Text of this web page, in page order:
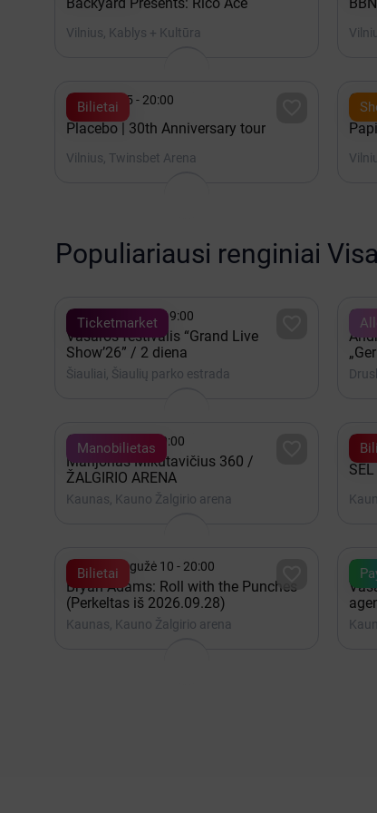
Vilnius, Kablys + Kultūra
Bilietai
Spalis 15 - 20:00
Placebo | 30th Anniversary tour
Vilnius, Twinsbet Arena

Populiariausi renginiai
Ticketmarket
Rugpjūtis 08 - 19:00
Vasaros festivalis “Grand Live
Show’26” / 2 diena
Šiauliai, Šiaulių parko estrada

Manobilietas
 Gruodis 19 - 20:00
Marijonas Mikutavičius 360 /
ŽALGIRIO ARENA
Kaunas, Kauno Žalgirio arena

Bilietai
2027 Gegužė 10 - 20:00
Bryan Adams: Roll with the Punches
(Perkeltas iš 2026.09.28)
Kaunas, Kauno Žalgirio arena
